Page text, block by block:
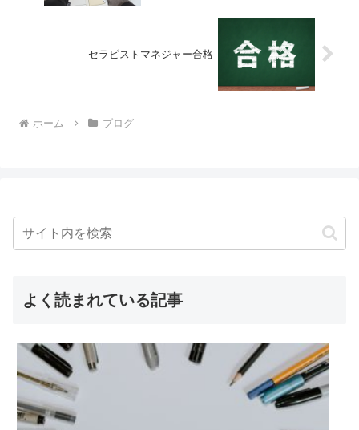
セラピストマネジャー合格
ホーム ブログ
よく読まれている記事